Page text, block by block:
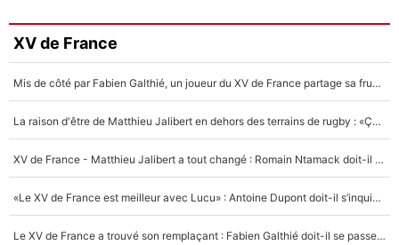
XV de France
Mis de côté par Fabien Galthié, un joueur du XV de France partage sa frustration : «ils ne me l’ont pas dit tout de suite»
La raison d'être de Matthieu Jalibert en dehors des terrains de rugby : «Ça m'atteint autant que si tu touches à un membre de ma famille»
XV de France - Matthieu Jalibert a tout changé : Romain Ntamack doit-il s’inquiéter pour sa place à un an de la Coupe du monde ?
«Le XV de France est meilleur avec Lucu» : Antoine Dupont doit-il s’inquiéter pour sa place ?
Le XV de France a trouvé son remplaçant : Fabien Galthié doit-il se passer d'Antoine Dupont ?